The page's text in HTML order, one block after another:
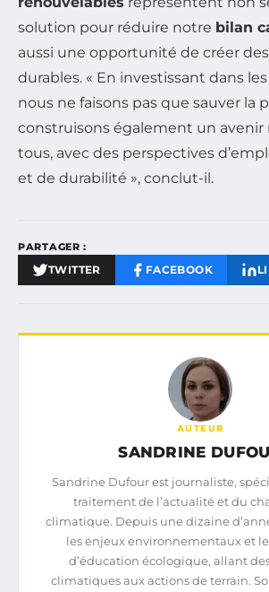
solution pour réduire notre bilan
aussi une opportunité de créer
durables. « En investissant dans
nous ne faisons pas que sauver la
construisons également un
tous, avec des perspectives
et de durabilité », conclut-il.
PARTAGER :
TWITTER FACEBOOK
AUTEUR
SANDRINE
Sandrine Dufour est journaliste,
traitement de l’actualité et du
climatique. Depuis une dizaine
les enjeux environnementaux et
d’éducation écologique, allant
climatiques aux actions de terrain.